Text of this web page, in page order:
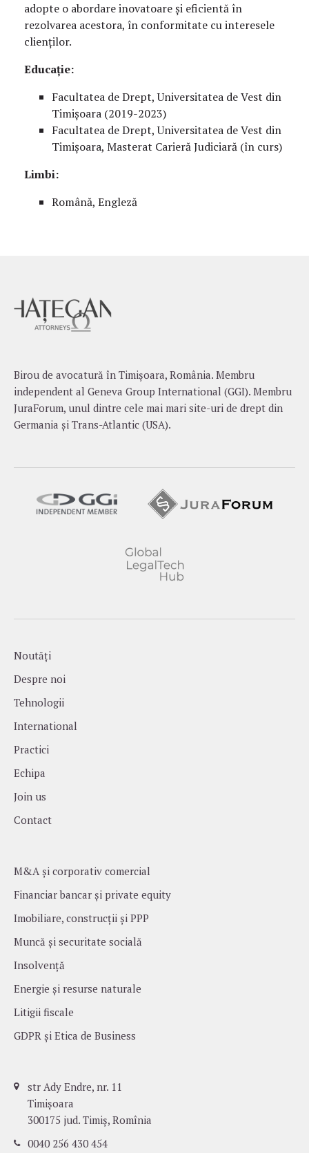
adopte o abordare inovatoare și eficientă în
rezolvarea acestora, în conformitate cu interesele
clienților.
Educație:
Facultatea de Drept, Universitatea de Vest din
Timișoara (2019-2023)
Facultatea de Drept, Universitatea de Vest din
Timișoara, Masterat Carieră Judiciară (în curs)
Limbi:
Română, Engleză
Birou de avocatură în Timișoara, România. Membru
independent al Geneva Group International (GGI). Membru
JuraForum, unul dintre cele mai mari site-uri de drept din
Germania și Trans-Atlantic (USA).
Noutăți
Despre noi
Tehnologii
International
Practici
Echipa
Join us
Contact
M&A și corporativ comercial
Financiar bancar și private equity
Imobiliare, construcții și PPP
Muncă și securitate socială
Insolvență
Energie și resurse naturale
Litigii fiscale
GDPR și Etica de Business
str Ady Endre, nr. 11
Timișoara
300175 jud. Timiș, Romînia
0040 256 430 454